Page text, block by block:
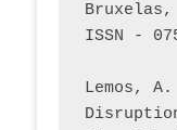
ISSN -
Lemos,